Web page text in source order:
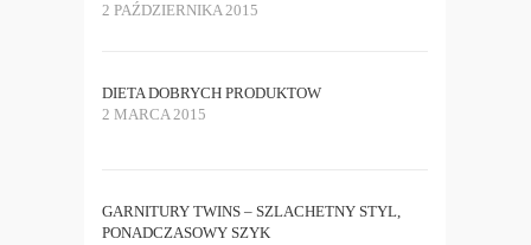
2 PAŹDZIERNIKA 2015
DIETA DOBRYCH PRODUKTOW
2 MARCA 2015
GARNITURY TWINS – SZLACHETNY STYL,
PONADCZASOWY SZYK